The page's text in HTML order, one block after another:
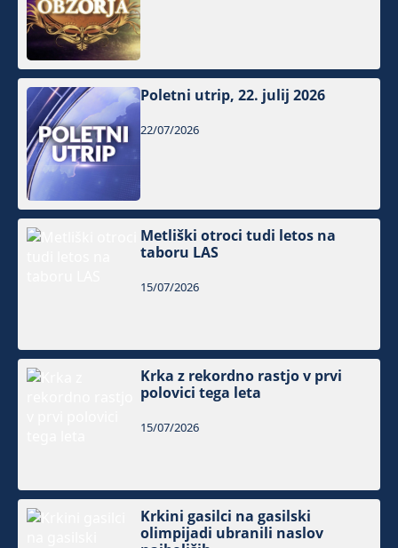
Poletni utrip, 22. julij 2026
22/07/2026
Metliški otroci tudi letos na
taboru LAS
15/07/2026
Krka z rekordno rastjo v prvi
polovici tega leta
15/07/2026
Krkini gasilci na gasilski
olimpijadi ubranili naslov